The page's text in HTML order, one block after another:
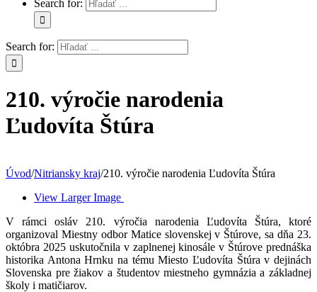
Search for:
Search for:
210. výročie narodenia
Ľudovíta Štúra
Úvod/Nitriansky kraj/210. výročie narodenia Ľudovíta Štúra
View Larger Image
V rámci osláv 210. výročia narodenia Ľudovíta Štúra, ktoré
organizoval Miestny odbor Matice slovenskej v Štúrove, sa dňa 23.
októbra 2025 uskutočnila v zaplnenej kinosále v Štúrove prednáška
historika Antona Hrnku na tému Miesto Ľudovíta Štúra v dejinách
Slovenska pre žiakov a študentov miestneho gymnázia a základnej
školy i matičiarov.